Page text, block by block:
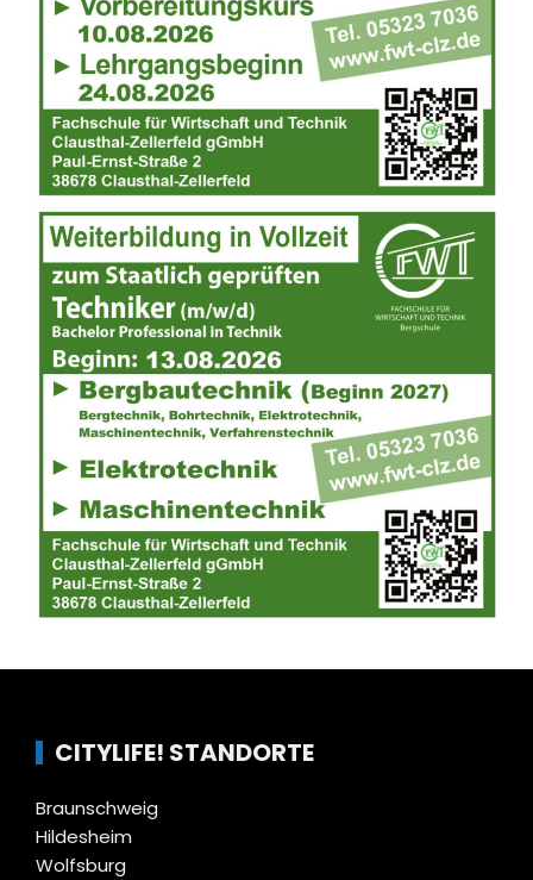
CITYLIFE! STANDORTE
Braunschweig
Hildesheim
Wolfsburg